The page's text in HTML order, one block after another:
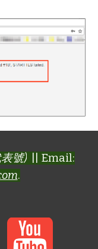
號) || Email:
.